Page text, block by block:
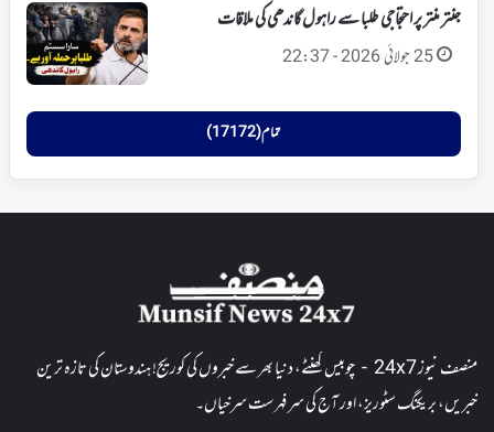
جنتر منتر پر احتجاجی طلبا سے راہول گاندھی کی ملاقات
25 جولائی 2026 - 22:37
تمام (17172)
منصف نیوز 24x7 - چوبیس گھنٹے، دنیا بھر سے خبروں کی کوریج! ہندوستان کی تازہ ترین
خبریں، بریکنگ سٹوریز، اور آج کی سرفہرست سرخیاں۔